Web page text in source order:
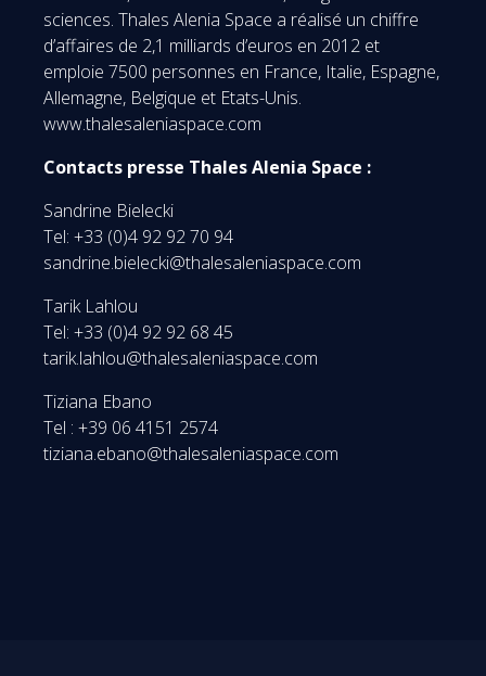
sciences. Thales Alenia Space a réalisé un chiffre
d’affaires de 2,1 milliards d’euros en 2012 et
emploie 7500 personnes en France, Italie, Espagne,
Allemagne, Belgique et Etats-Unis.
www.thalesaleniaspace.com
Contacts presse Thales Alenia Space :
Sandrine Bielecki
Tel: +33 (0)4 92 92 70 94
sandrine.bielecki@thalesaleniaspace.com
Tarik Lahlou
Tel: +33 (0)4 92 92 68 45
tarik.lahlou@thalesaleniaspace.com
Tiziana Ebano
Tel : +39 06 4151 2574
tiziana.ebano@thalesaleniaspace.com